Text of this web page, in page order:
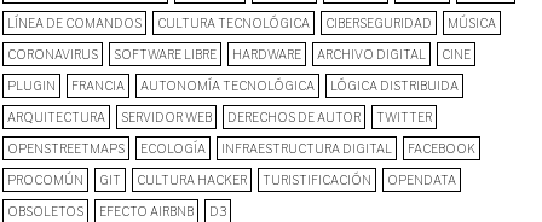
LÍNEA DE COMANDOS CULTURA TECNOLÓGICA CIBERSEGURIDAD MÚSICA
CORONAVIRUS SOFTWARE LIBRE HARDWARE ARCHIVO DIGITAL CINE
PLUGIN FRANCIA AUTONOMÍA TECNOLÓGICA LÓGICA DISTRIBUIDA
ARQUITECTURA SERVIDOR WEB DERECHOS DE AUTOR TWITTER
OPENSTREETMAPS ECOLOGÍA INFRAESTRUCTURA DIGITAL FACEBOOK
PROCOMÚN GIT CULTURA HACKER TURISTIFICACIÓN OPENDATA
OBSOLETOS EFECTO AIRBNB D3